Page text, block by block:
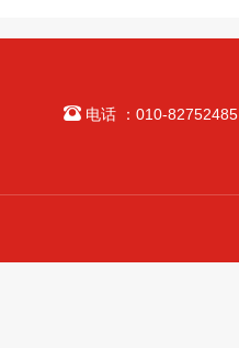
电话 ：010-82752485